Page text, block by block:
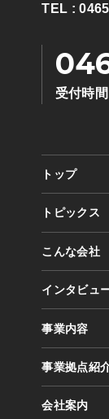
TEL :
受付時
トップ
トピックス
こんな会社
取り組
数字で
インタビュ
事業内容
運輸事業
業務委
事業拠点紹
会社案内